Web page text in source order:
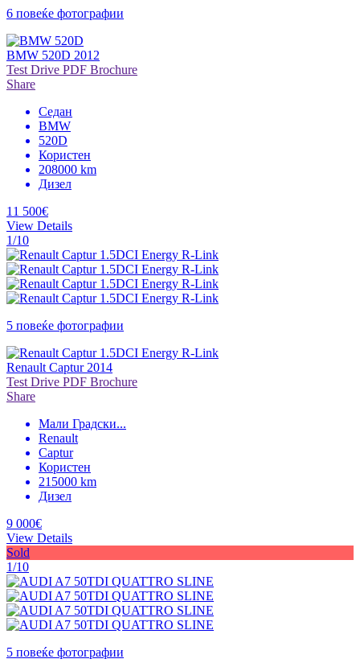
6 повеќе фотографии
BMW 520D 2012
Test Drive PDF Brochure
Share
Седан
BMW
520D
Користен
208000 km
Дизел
11 500€
View Details
1/10
5 повеќе фотографии
Renault Captur 2014
Test Drive PDF Brochure
Share
Мали Градски...
Renault
Captur
Користен
215000 km
Дизел
9 000€
View Details
Sold
1/10
5 повеќе фотографии